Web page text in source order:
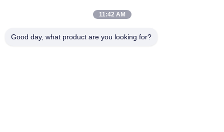
City, provincie Guangdong, China
11:42 AM
Good day, what product are you looking for?